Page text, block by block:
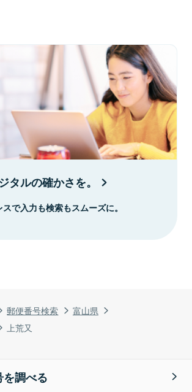
郵便番号検索
富山県
上荒又
タルの確かさを。
で入力も検索もスムーズに。
調べる